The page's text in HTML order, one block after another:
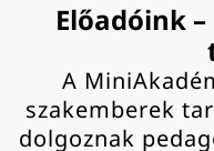
Előadóink
A
szakemberek
dolgoznak